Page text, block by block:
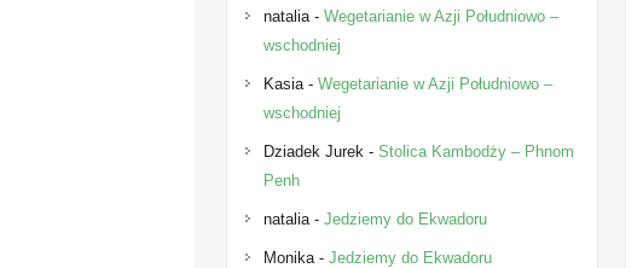
natalia-Wegetarianie w Azji Południowo –
wschodniej
Kasia-Wegetarianie w Azji Południowo –
wschodniej
Dziadek Jurek -Stolica Kambodży – Phnom
Penh
natalia-Jedziemy do Ekwadoru
Monika-Jedziemy do Ekwadoru